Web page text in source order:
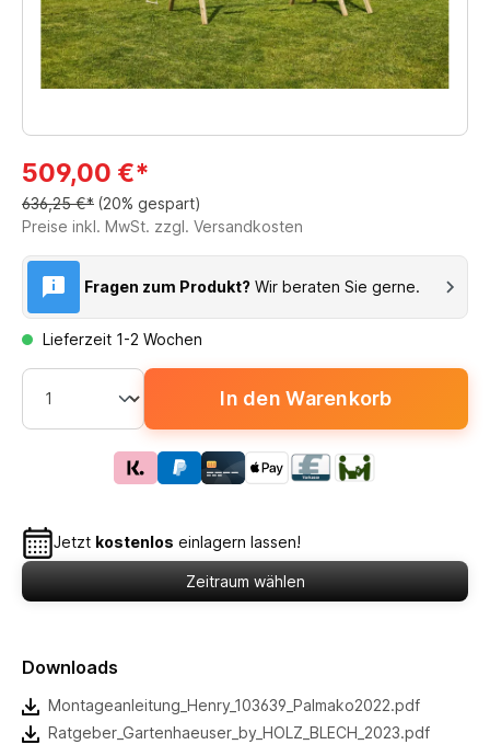
509,00 €*
636,25 €* (20% gespart)
Preise inkl. MwSt. zzgl. Versandkosten
Fragen zum Produkt? Wir beraten Sie gerne.
Lieferzeit 1-2 Wochen
In den Warenkorb
Jetzt kostenlos einlagern lassen!
Zeitraum wählen
Downloads
Montageanleitung_Henry_103639_Palmako2022.pdf
Ratgeber_Gartenhaeuser_by_HOLZ_BLECH_2023.pdf